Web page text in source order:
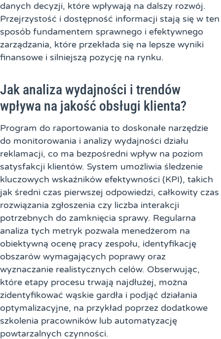
danych decyzji, które wpływają na dalszy rozwój.
Przejrzystość i dostępność informacji stają się w ten
sposób fundamentem sprawnego i efektywnego
zarządzania, które przekłada się na lepsze wyniki
finansowe i silniejszą pozycję na rynku.
Jak analiza wydajności i trendów
wpływa na jakość obsługi klienta?
Program do raportowania to doskonałe narzędzie
do monitorowania i analizy wydajności działu
reklamacji, co ma bezpośredni wpływ na poziom
satysfakcji klientów. System umożliwia śledzenie
kluczowych wskaźników efektywności (KPI), takich
jak średni czas pierwszej odpowiedzi, całkowity czas
rozwiązania zgłoszenia czy liczba interakcji
potrzebnych do zamknięcia sprawy. Regularna
analiza tych metryk pozwala menedżerom na
obiektywną ocenę pracy zespołu, identyfikację
obszarów wymagających poprawy oraz
wyznaczanie realistycznych celów. Obserwując,
które etapy procesu trwają najdłużej, można
zidentyfikować wąskie gardła i podjąć działania
optymalizacyjne, na przykład poprzez dodatkowe
szkolenia pracowników lub automatyzację
powtarzalnych czynności.